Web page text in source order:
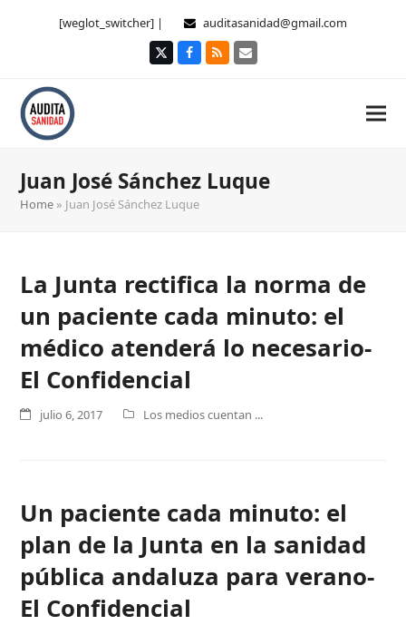
[weglot_switcher] | auditasanidad@gmail.com
TwitterFacebook
RSS Correo
Juan José Sánchez Luque
Home » Juan José Sánchez Luque
La Junta rectifica la norma de
un paciente cada minuto: el
médico atenderá lo necesario-
El Confidencial
julio 6, 2017 Los medios cuentan ...
Un paciente cada minuto: el
plan de la Junta en la sanidad
pública andaluza para verano-
El Confidencial